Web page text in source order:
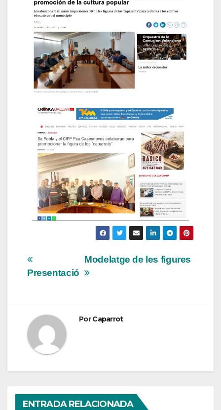
Modelatge de les figures
Presentació
PorCaparrot
ENTRADA RELACIONADA